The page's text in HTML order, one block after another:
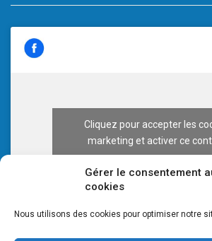
Gérer le consentement
cookies
Nous utilisons des cookies pour optimiser notre
Cliquez pour accepter les
marketing et activer ce